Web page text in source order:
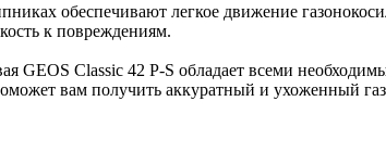
обеспечивают легкое движение
к повреждениям.
GEOS Classic 42 P-S обладает всеми
вам получить аккуратный и ухоженный